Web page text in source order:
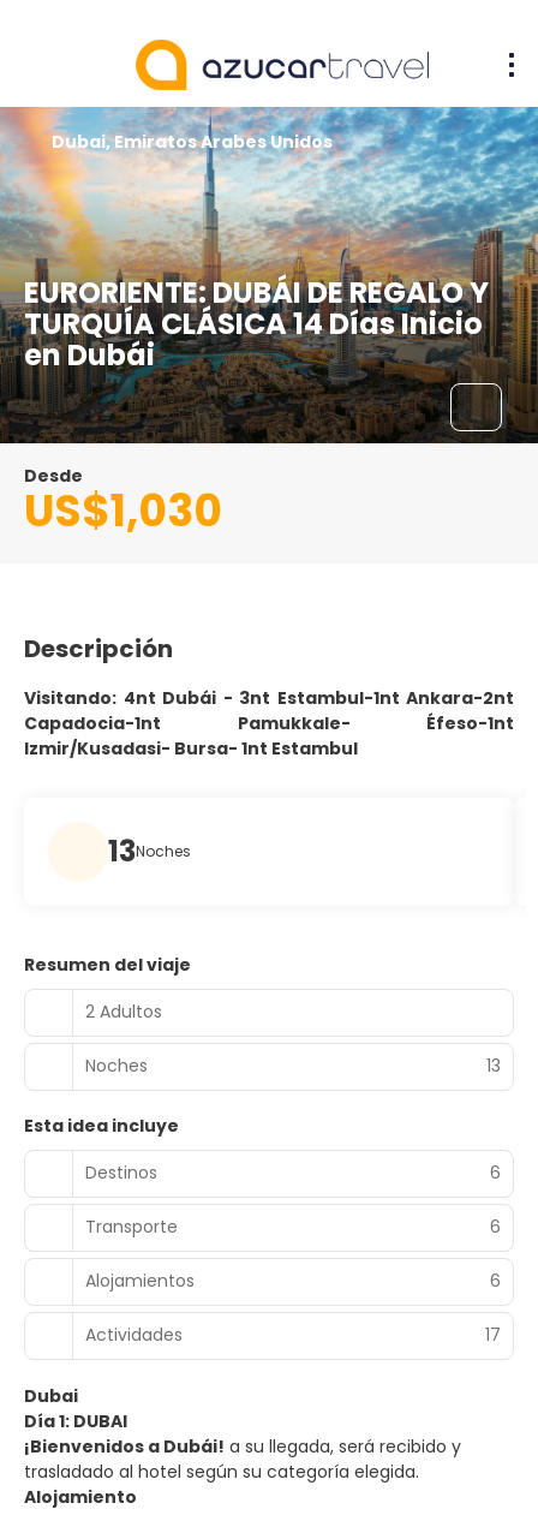
EURORIENTE: DUBÁI DE REGALO Y
TURQUÍA CLÁSICA 14 Días Inicio
en Dubái
Dubai, Emiratos Arabes Unidos
Desde
US$1,030
Descripción
Visitando: 4nt Dubái - 3nt Estambul-1nt Ankara-2nt
Capadocia-1nt Pamukkale- Éfeso-1nt
Izmir/Kusadasi- Bursa- 1nt Estambul
13Noches
Resumen del viaje
2 Adultos
Noches 13
Esta idea incluye
Destinos
6
Transporte 6
Alojamientos 6
Actividades 17
Dubai
Día 1: DUBAI
¡Bienvenidos a Dubái! a su llegada, será recibido y
trasladado al hotel según su categoría elegida.
Alojamiento